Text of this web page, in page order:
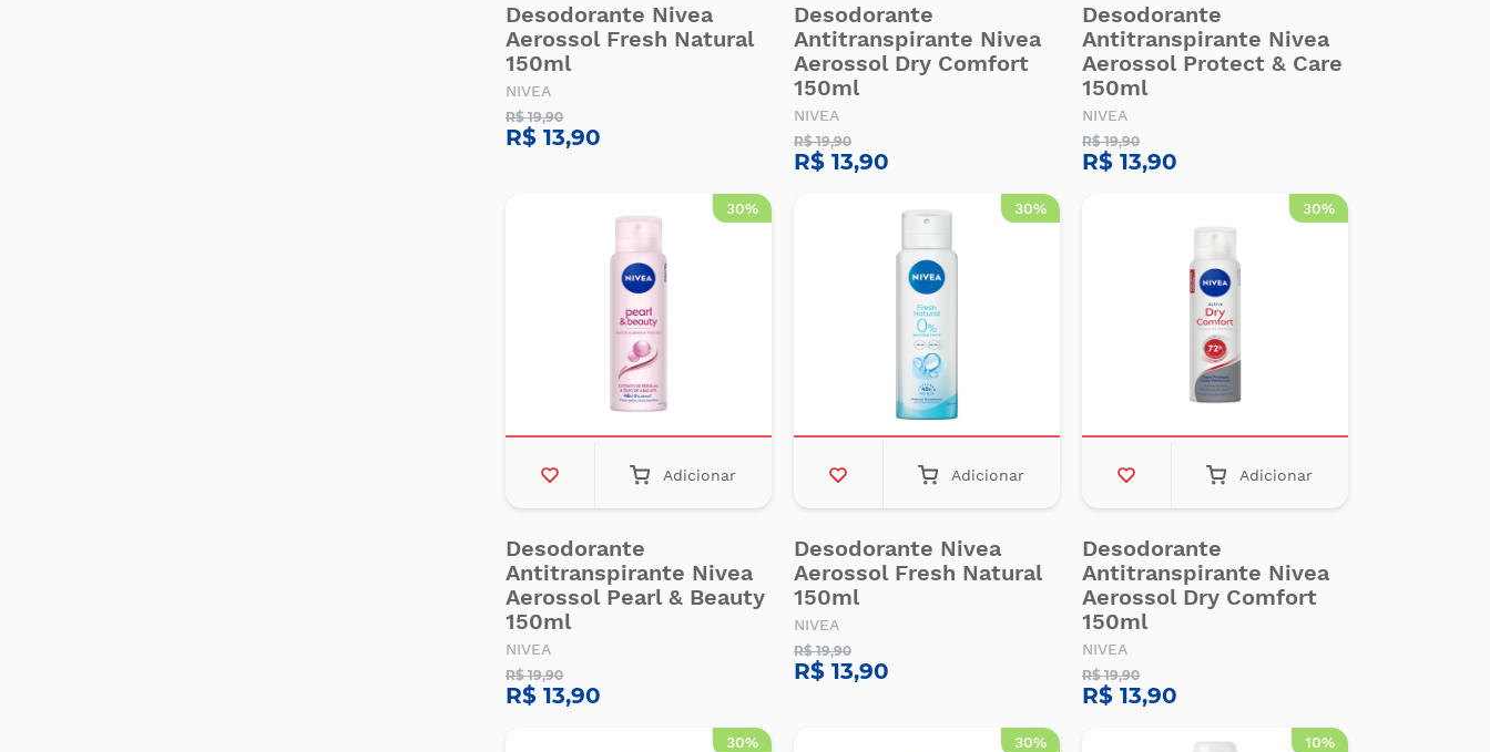
Desodorante Nivea
Aerossol Fresh Natural
150ml
NIVEA
R$ 19,90
R$ 13,90
Desodorante
Antitranspirante Nivea
Aerossol Dry Comfort
150ml
NIVEA
R$ 19,90
R$ 13,90
Desodorante
Antitranspirante Nivea
Aerossol Protect & Care
150ml
NIVEA
R$ 19,90
R$ 13,90
30%
Adicionar
Desodorante
Antitranspirante Nivea
Aerossol Pearl & Beauty
150ml
NIVEA
R$ 19,90
R$ 13,90
30%
Adicionar
Desodorante Nivea
Aerossol Fresh Natural
150ml
NIVEA
R$ 19,90
R$ 13,90
30%
Adicionar
Desodorante
Antitranspirante Nivea
Aerossol Dry Comfort
150ml
NIVEA
R$ 19,90
R$ 13,90
30% 30% 10%